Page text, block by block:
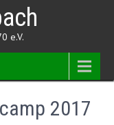
e.V.
2017